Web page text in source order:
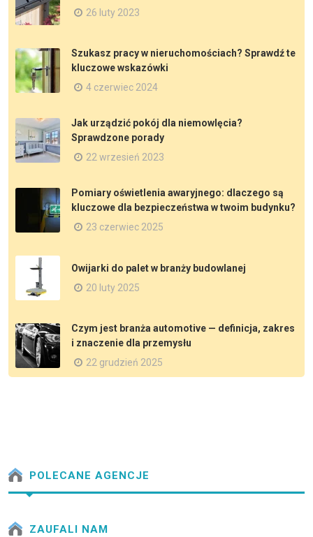
26 luty 2023
Szukasz pracy w nieruchomościach? Sprawdź te
kluczowe wskazówki
4 czerwiec 2024
Jak urządzić pokój dla niemowlęcia?
Sprawdzone porady
22 wrzesień 2023
Pomiary oświetlenia awaryjnego: dlaczego są
kluczowe dla bezpieczeństwa w twoim budynku?
23 czerwiec 2025
Owijarki do palet w branży budowlanej
20 luty 2025
Czym jest branża automotive — definicja, zakres
i znaczenie dla przemysłu
22 grudzień 2025
POLECANE AGENCJE
ZAUFALI NAM